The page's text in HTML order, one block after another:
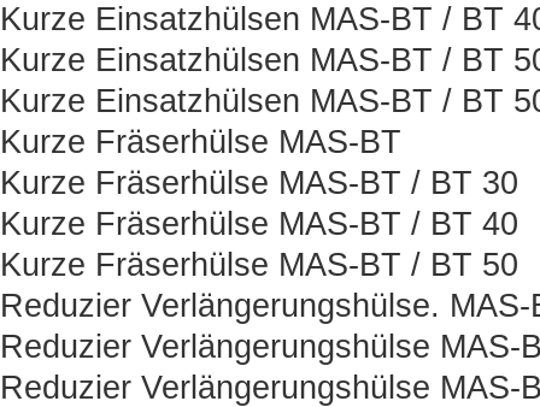
Kurze Einsatzhülsen MAS-BT / BT
Kurze Einsatzhülsen MAS-BT / BT
Kurze Einsatzhülsen MAS-BT / BT
Kurze Fräserhülse MAS-BT
Kurze Fräserhülse MAS-BT / BT 30
Kurze Fräserhülse MAS-BT / BT 40
Kurze Fräserhülse MAS-BT / BT 50
Reduzier Verlängerungshülse. MAS-
Reduzier Verlängerungshülse MAS-
Reduzier Verlängerungshülse MAS-